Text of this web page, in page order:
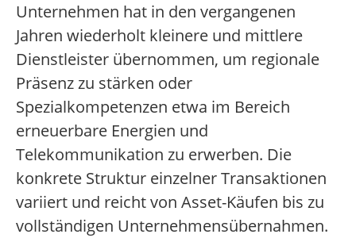
Unternehmen hat in den vergangenen
Jahren wiederholt kleinere und mittlere
Dienstleister übernommen, um regionale
Präsenz zu stärken oder
Spezialkompetenzen etwa im Bereich
erneuerbare Energien und
Telekommunikation zu erwerben. Die
konkrete Struktur einzelner Transaktionen
variiert und reicht von Asset-Käufen bis zu
vollständigen Unternehmensübernahmen.